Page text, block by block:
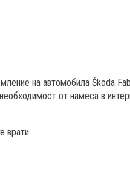
на автомобила Škoda
от намеса в
врати.